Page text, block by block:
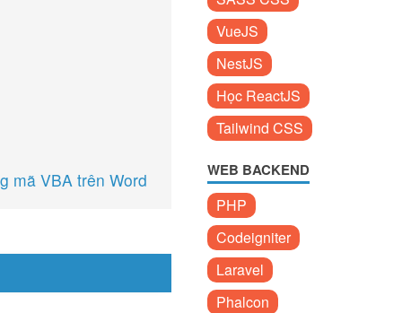
mã VBA trên Word
VueJS
NestJS
Học ReactJS
Tailwind CSS
WEB BACKEND
PHP
Codeigniter
Laravel
Phalcon